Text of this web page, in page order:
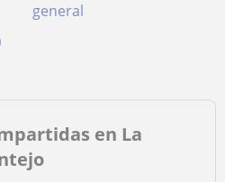
general
en La